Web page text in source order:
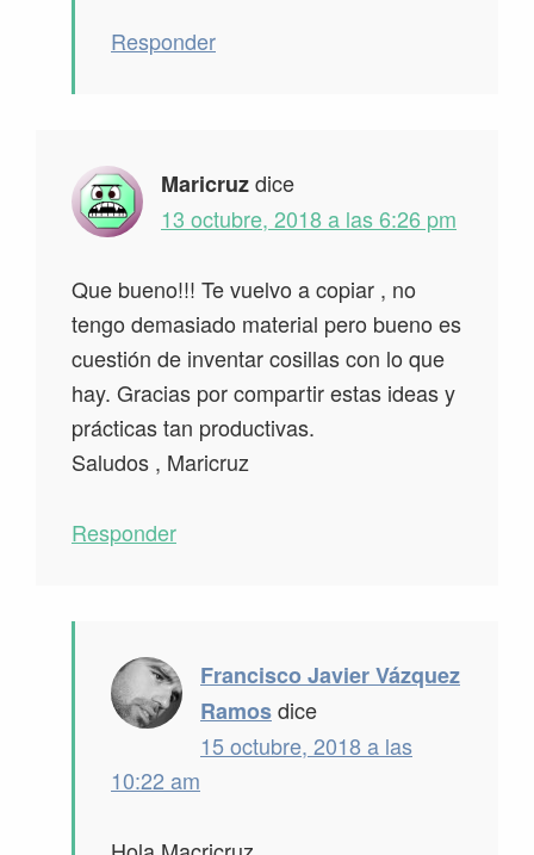
Responder
Maricruzdice
13 octubre, 2018 a las 6:26 pm
Que bueno!!! Te vuelvo a copiar , no
tengo demasiado material pero bueno es
cuestión de inventar cosillas con lo que
hay. Gracias por compartir estas ideas y
prácticas tan productivas.
Saludos , Maricruz
Responder
Francisco Javier Vázquez
Ramosdice
15 octubre, 2018 a las
10:22 am